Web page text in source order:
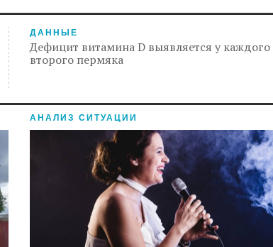
ДАННЫЕ
Дефицит витамина D выявляется у каждого
второго пермяка
АНАЛИЗ СИТУАЦИИ